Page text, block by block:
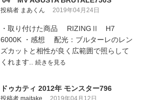
投稿者 まあくん 2019年04月24日
・取り付けた商品 RIZINGⅡ H7
6000K ・感想 配光：ブルターレのレン
ズカットと相性が良く広範囲で照らして
くれます.. 続きを見る
ドゥカティ 2012年 モンスター796
投稿者 maitake 2019年04月12日